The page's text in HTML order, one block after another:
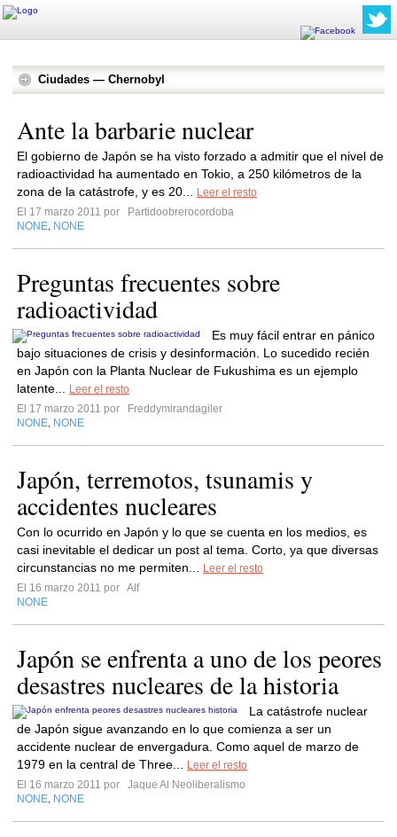
Ciudades — Chernobyl
Ante la barbarie nuclear
El gobierno de Japón se ha visto forzado a admitir que el nivel de
radioactividad ha aumentado en Tokio, a 250 kilómetros de la
zona de la catástrofe, y es 20...
Leer el resto
El 17 marzo 2011 por
Partidoobrerocordoba
NONE NONE
Preguntas frecuentes sobre
radioactividad
Es muy fácil entrar en pánico
bajo situaciones de crisis y desinformación. Lo sucedido recién
en Japón con la Planta Nuclear de Fukushima es un ejemplo
latente...
Leer el resto
El 17 marzo 2011 por
Freddymirandagiler
NONE NONE
Japón, terremotos, tsunamis y
accidentes nucleares
Con lo ocurrido en Japón y lo que se cuenta en los medios, es
casi inevitable el dedicar un post al tema. Corto, ya que diversas
circunstancias no me permiten...
Leer el resto
El 16 marzo 2011 por Alf
NONE
Japón se enfrenta a uno de los peores
desastres nucleares de la historia
La catástrofe nuclear
de Japón sigue avanzando en lo que comienza a ser un
accidente nuclear de envergadura. Como aquel de marzo de
1979 en la central de Three...
Leer el resto
El 16 marzo 2011 por
Jaque Al Neoliberalismo
NONE NONE